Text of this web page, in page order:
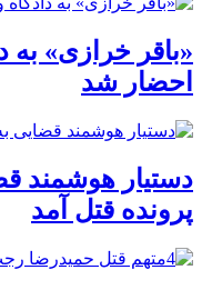
«باقر خرازی» به
احضار شد
دستیار هوشمند
پرونده قتل آمد